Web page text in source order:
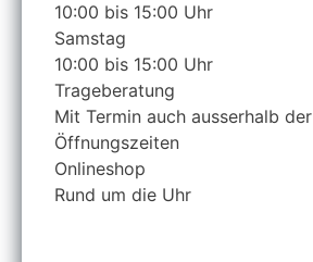
10:00 bis 15:00 Uhr
Samstag
10:00 bis 15:00 Uhr
Trageberatung
Mit Termin auch ausserhalb der
Öffnungszeiten
Onlineshop
Rund um die Uhr